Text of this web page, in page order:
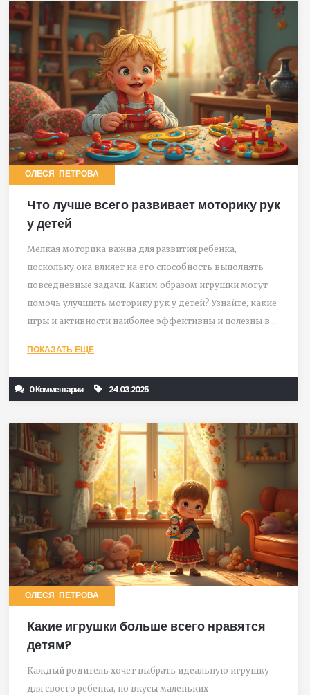
ОЛЕСЯ ПЕТРОВА
Что лучше всего развивает моторику рук
у детей
Мелкая моторика важна для развития ребенка,
поскольку она влияет на его способность выполнять
повседневные задачи. Каким образом игрушки могут
помочь улучшить моторику рук у детей? Узнайте, какие
игры и активности наиболее эффективны и полезны в
на обучение вашего ребенка. Читайте, чтобы получить
рекомендации и советы по выбору лучших игрушек.
ПОКАЗАТЬ ЕЩЕ
0 Комментарии 24.03.2025
ОЛЕСЯ ПЕТРОВА
Какие игрушки больше всего нравятся
детям?
Каждый родитель хочет выбрать идеальную игрушку
для своего ребенка, но вкусы маленьких